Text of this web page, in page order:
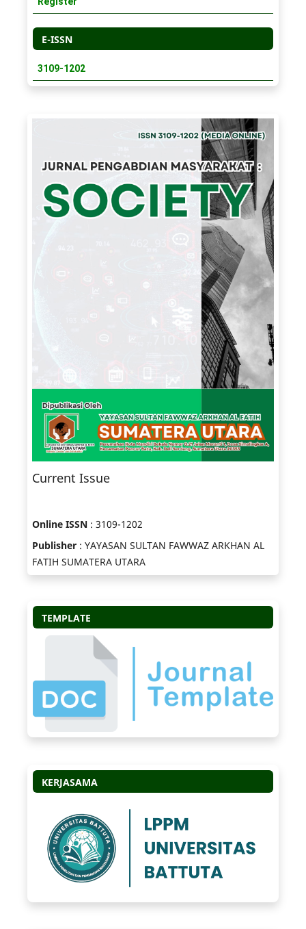
E-ISSN
3109-1202
Current Issue
Online ISSN : 3109-1202
Publisher : YAYASAN SULTAN FAWWAZ ARKHAN AL
FATIH SUMATERA UTARA
TEMPLATE
KERJASAMA